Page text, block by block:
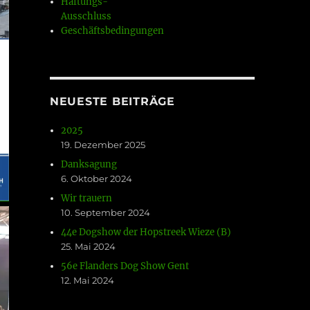
Ausschluss
Geschäftsbedingungen
NEUESTE BEITRÄGE
2025
19. Dezember 2025
Danksagung
6. Oktober 2024
Wir trauern
10. September 2024
44e Dogshow der Hopstreek Wieze (B)
25. Mai 2024
56e Flanders Dog Show Gent
12. Mai 2024